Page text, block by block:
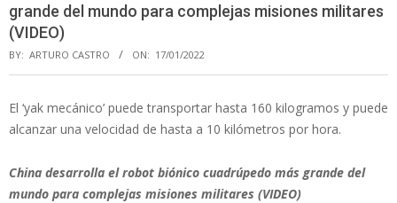
grande del mundo para complejas misiones militares
(VIDEO)
BY: ARTURO CASTRO ON: 17/01/2022
El ‘yak mecánico’ puede transportar hasta 160 kilogramos y puede
alcanzar una velocidad de hasta a 10 kilómetros por hora.
China desarrolla el robot biónico cuadrúpedo más grande del
mundo para complejas misiones militares (VIDEO)